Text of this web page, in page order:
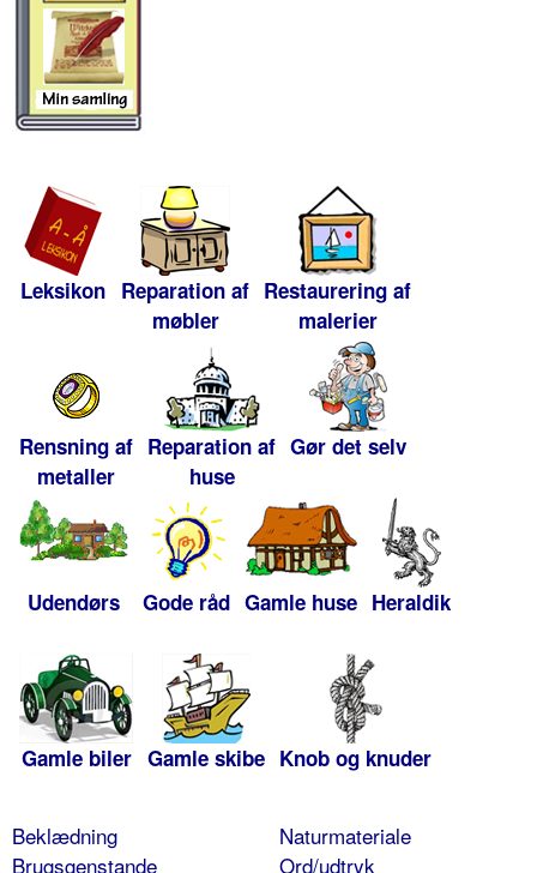
Leksikon Reparation af
møbler
Restaurering af
malerier
Rensning af
metaller
Reparation af
huse
Gør det selv
Udendørs Gode råd Gamle huse Heraldik
Gamle biler Gamle skibe Knob og knuder
Beklædning
Brugsgenstande
Naturmateriale
Ord/udtryk